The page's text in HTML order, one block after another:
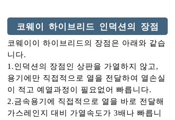
코웨이 하이브리드 인덕션의 장점
코웨이이 하이브리드의 장점은 아래와 같습
니다.
1.인덕션의 장점인 상판을 가열하지 않고,
용기에만 직접적으로 열을 전달하여 열손실
이 적고 예열과정이 필요없어 빠릅니다.
2.금속용기에 직접적으로 열을 바로 전달해
가스레인지 대비 가열속도가 3배나 빠릅니